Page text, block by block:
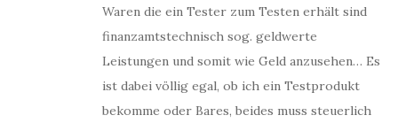
Waren die ein Tester zum Testen erhält sind
finanzamtstechnisch sog. geldwerte
Leistungen und somit wie Geld anzusehen… Es
ist dabei völlig egal, ob ich ein Testprodukt
bekomme oder Bares, beides muss steuerlich